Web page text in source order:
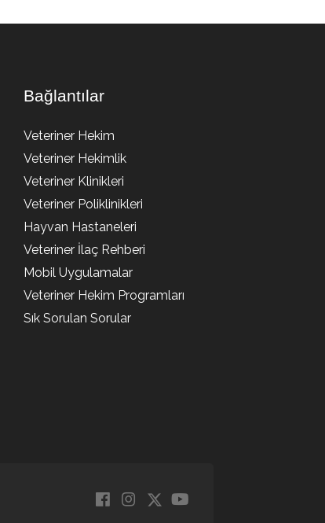
Bağlantılar
Veteriner Hekim
Veteriner Hekimlik
Veteriner Klinikleri
Veteriner Poliklinikleri
Hayvan Hastaneleri
Veteriner İlaç Rehberi
Mobil Uygulamalar
Veteriner Hekim Programları
Sık Sorulan Sorular